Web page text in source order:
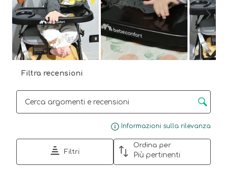
Filtra recensioni
Informazioni sulla rilevanza
Filtri
Ordina per
Più pertinenti